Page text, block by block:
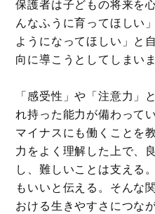
保護者は子どもの将来を
んなふうに育ってほしい
ようになってほしい」と
向に導こうとしてしまいま
「感受性」や「注意力」
れ持った能力が備わって
マイナスにも働くことを
力をよく理解した上で、
し、難しいことは支える
もいいと伝える。そんな
おける生きやすさにつな